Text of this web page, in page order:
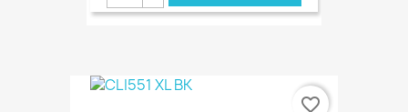
€ ONLINE
favorite_border